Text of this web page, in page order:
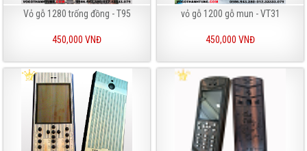
Vỏ gỗ 1280 trống đồng - T95
450,000 VNĐ
vỏ gỗ 1200 gỗ mun - VT31
450,000 VNĐ